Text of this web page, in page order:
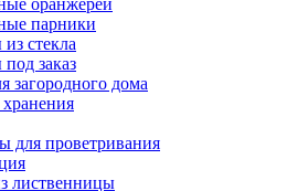
оранжереи
парники
стекла
заказ
загородного дома
для проветривания
лиственницы